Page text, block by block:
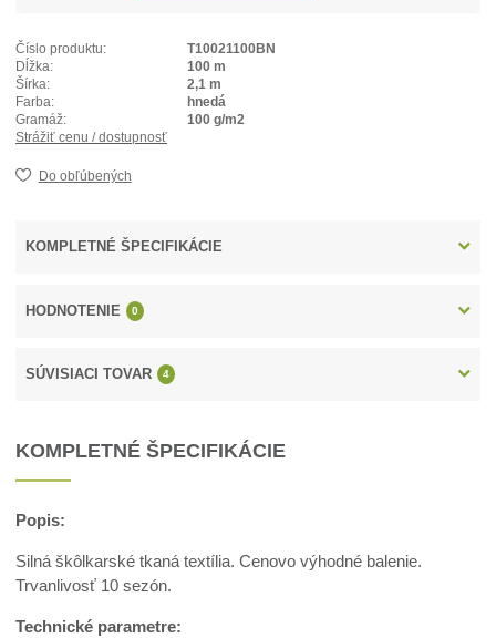
Číslo produktu:
T10021100BN
Dĺžka:
100 m
Šírka:
2,1 m
Farba:
hnedá
Gramáž:
100 g/m2
Strážiť cenu / dostupnosť
Do obľúbených
KOMPLETNÉ ŠPECIFIKÁCIE
HODNOTENIE 0
SÚVISIACI TOVAR 4
KOMPLETNÉ ŠPECIFIKÁCIE
Popis:
Silná škôlkarské tkaná textília. Cenovo výhodné balenie.
Trvanlivosť 10 sezón.
Technické parametre: